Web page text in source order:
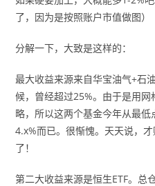
了，因为是按照账户市值做图）
分解一下，大致是这样的：
最大收益来源来自华宝油气+石
候，曾经超过25%。由于是用
略，所以这两个基金今年从最
4.x%而已。很惭愧。天天说，
了！
第二大收益来源是恒生ETF。总